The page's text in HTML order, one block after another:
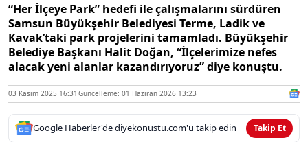
“Her İlçeye Park” hedefi ile çalışmalarını sürdüren
Samsun Büyükşehir Belediyesi Terme, Ladik ve
Kavak’taki park projelerini tamamladı. Büyükşehir
Belediye Başkanı Halit Doğan, “İlçelerimize nefes
alacak yeni alanlar kazandırıyoruz” diye konuştu.
03 Kasım 2025 16:31 Güncelleme: 01 Haziran 2026 13:23
Google Haberler'de diyekonustu.com'u takip edin Takip Et